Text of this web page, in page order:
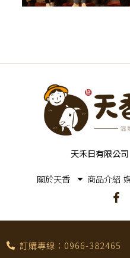
天禾日有限公司
關於天香 商品介紹
訂購專線：0966-382465